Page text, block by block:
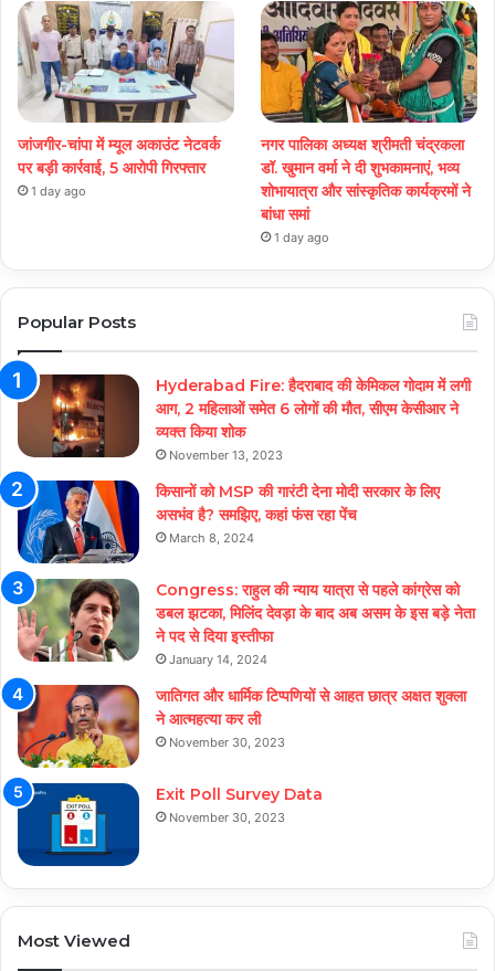
जांजगीर-चांपा में म्यूल अकाउंट नेटवर्क
पर बड़ी कार्रवाई, 5 आरोपी गिरफ्तार
1 day ago
नगर पालिका अध्यक्ष श्रीमती चंद्रकला
डॉ. खुमान वर्मा ने दी शुभकामनाएं, भव्य
शोभायात्रा और सांस्कृतिक कार्यक्रमों ने
बांधा समां
1 day ago
Popular Posts
Hyderabad Fire: हैदराबाद की केमिकल गोदाम में लगी
आग, 2 महिलाओं समेत 6 लोगों की मौत, सीएम केसीआर ने
व्यक्त किया शोक
November 13, 2023
किसानों को MSP की गारंटी देना मोदी सरकार के लिए
असभंव है? समझिए, कहां फंस रहा पेंच
March 8, 2024
Congress: राहुल की न्याय यात्रा से पहले कांग्रेस को
डबल झटका, मिलिंद देवड़ा के बाद अब असम के इस बड़े नेता
ने पद से दिया इस्तीफा
January 14, 2024
जातिगत और धार्मिक टिप्पणियों से आहत छात्र अक्षत शुक्ला
ने आत्महत्या कर ली
November 30, 2023
Exit Poll Survey Data
November 30, 2023
Most Viewed